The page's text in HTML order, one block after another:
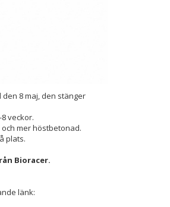
8 maj, den stänger
veckor.
mer höstbetonad.
plats.
Bioracer.
länk: